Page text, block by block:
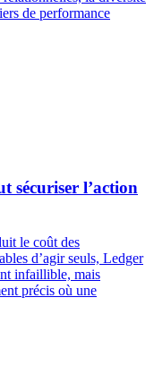
de performance
sécuriser l’action
le coût des
d’agir seuls, Ledger
infaillible, mais
précis où une